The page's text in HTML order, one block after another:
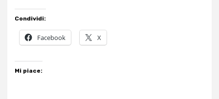
Condividi:
Facebook X
Mi piace: